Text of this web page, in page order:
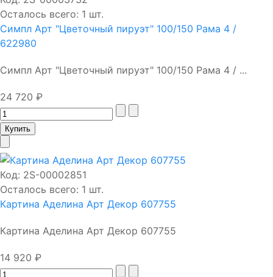
Осталось всего: 1 шт.
Симпл Арт "Цветочный пируэт" 100/150 Рама 4 /
622980
Симпл Арт "Цветочный пируэт" 100/150 Рама 4 / ...
24 720 ₽
Код: 2S-00002851
Осталось всего: 1 шт.
Картина Аделина Арт Декор 607755
Картина Аделина Арт Декор 607755
14 920 ₽